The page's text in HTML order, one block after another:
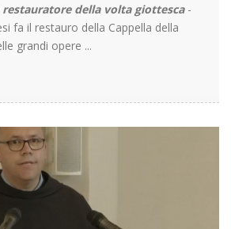
della volta giottesca-
fa il restauro della Cappella della
grandi opere ...